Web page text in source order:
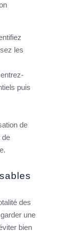
les
puis
de
de
des
une
bien